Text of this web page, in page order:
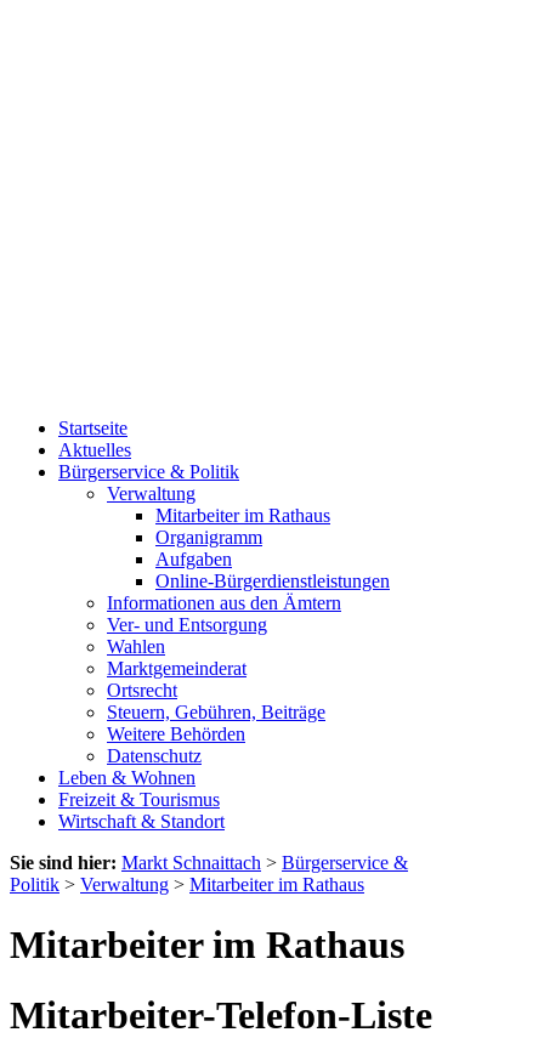
Startseite
Aktuelles
Bürgerservice & Politik
Verwaltung
Mitarbeiter im Rathaus
Organigramm
Aufgaben
Online-Bürgerdienstleistungen
Informationen aus den Ämtern
Ver- und Entsorgung
Wahlen
Marktgemeinderat
Ortsrecht
Steuern, Gebühren, Beiträge
Weitere Behörden
Datenschutz
Leben & Wohnen
Freizeit & Tourismus
Wirtschaft & Standort
Sie sind hier: Markt Schnaittach > Bürgerservice &
Politik > Verwaltung > Mitarbeiter im Rathaus
Mitarbeiter im Rathaus
Mitarbeiter-Telefon-Liste